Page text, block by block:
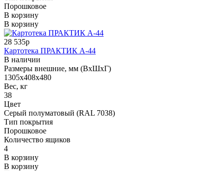
Порошковое
В корзину
В корзину
28 535р
Картотека ПРАКТИК А-44
В наличии
Размеры внешние, мм (ВхШхГ)
1305x408x480
Вес, кг
38
Цвет
Серый полуматовый (RAL 7038)
Тип покрытия
Порошковое
Количество ящиков
4
В корзину
В корзину